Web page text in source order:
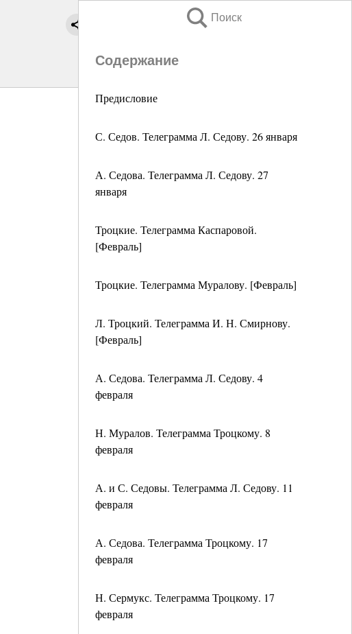
Поиск
Содержание
Предисловие
С. Седов. Телеграмма Л. Седову. 26 января
А. Седова. Телеграмма Л. Седову. 27
января
Троцкие. Телеграмма Каспаровой.
[Февраль]
Троцкие. Телеграмма Муралову. [Февраль]
Л. Троцкий. Телеграмма И. Н. Смирнову.
[Февраль]
А. Седова. Телеграмма Л. Седову. 4
февраля
Н. Муралов. Телеграмма Троцкому. 8
февраля
А. и С. Седовы. Телеграмма Л. Седову. 11
февраля
А. Седова. Телеграмма Троцкому. 17
февраля
Н. Сермукс. Телеграмма Троцкому. 17
февраля